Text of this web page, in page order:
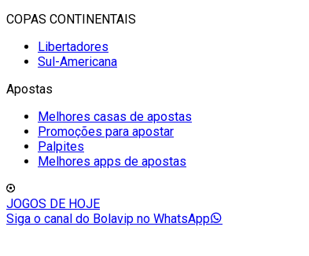
COPAS CONTINENTAIS
Libertadores
Sul-Americana
Apostas
Melhores casas de apostas
Promoções para apostar
Palpites
Melhores apps de apostas
JOGOS DE HOJE
Siga o canal do Bolavip no WhatsApp